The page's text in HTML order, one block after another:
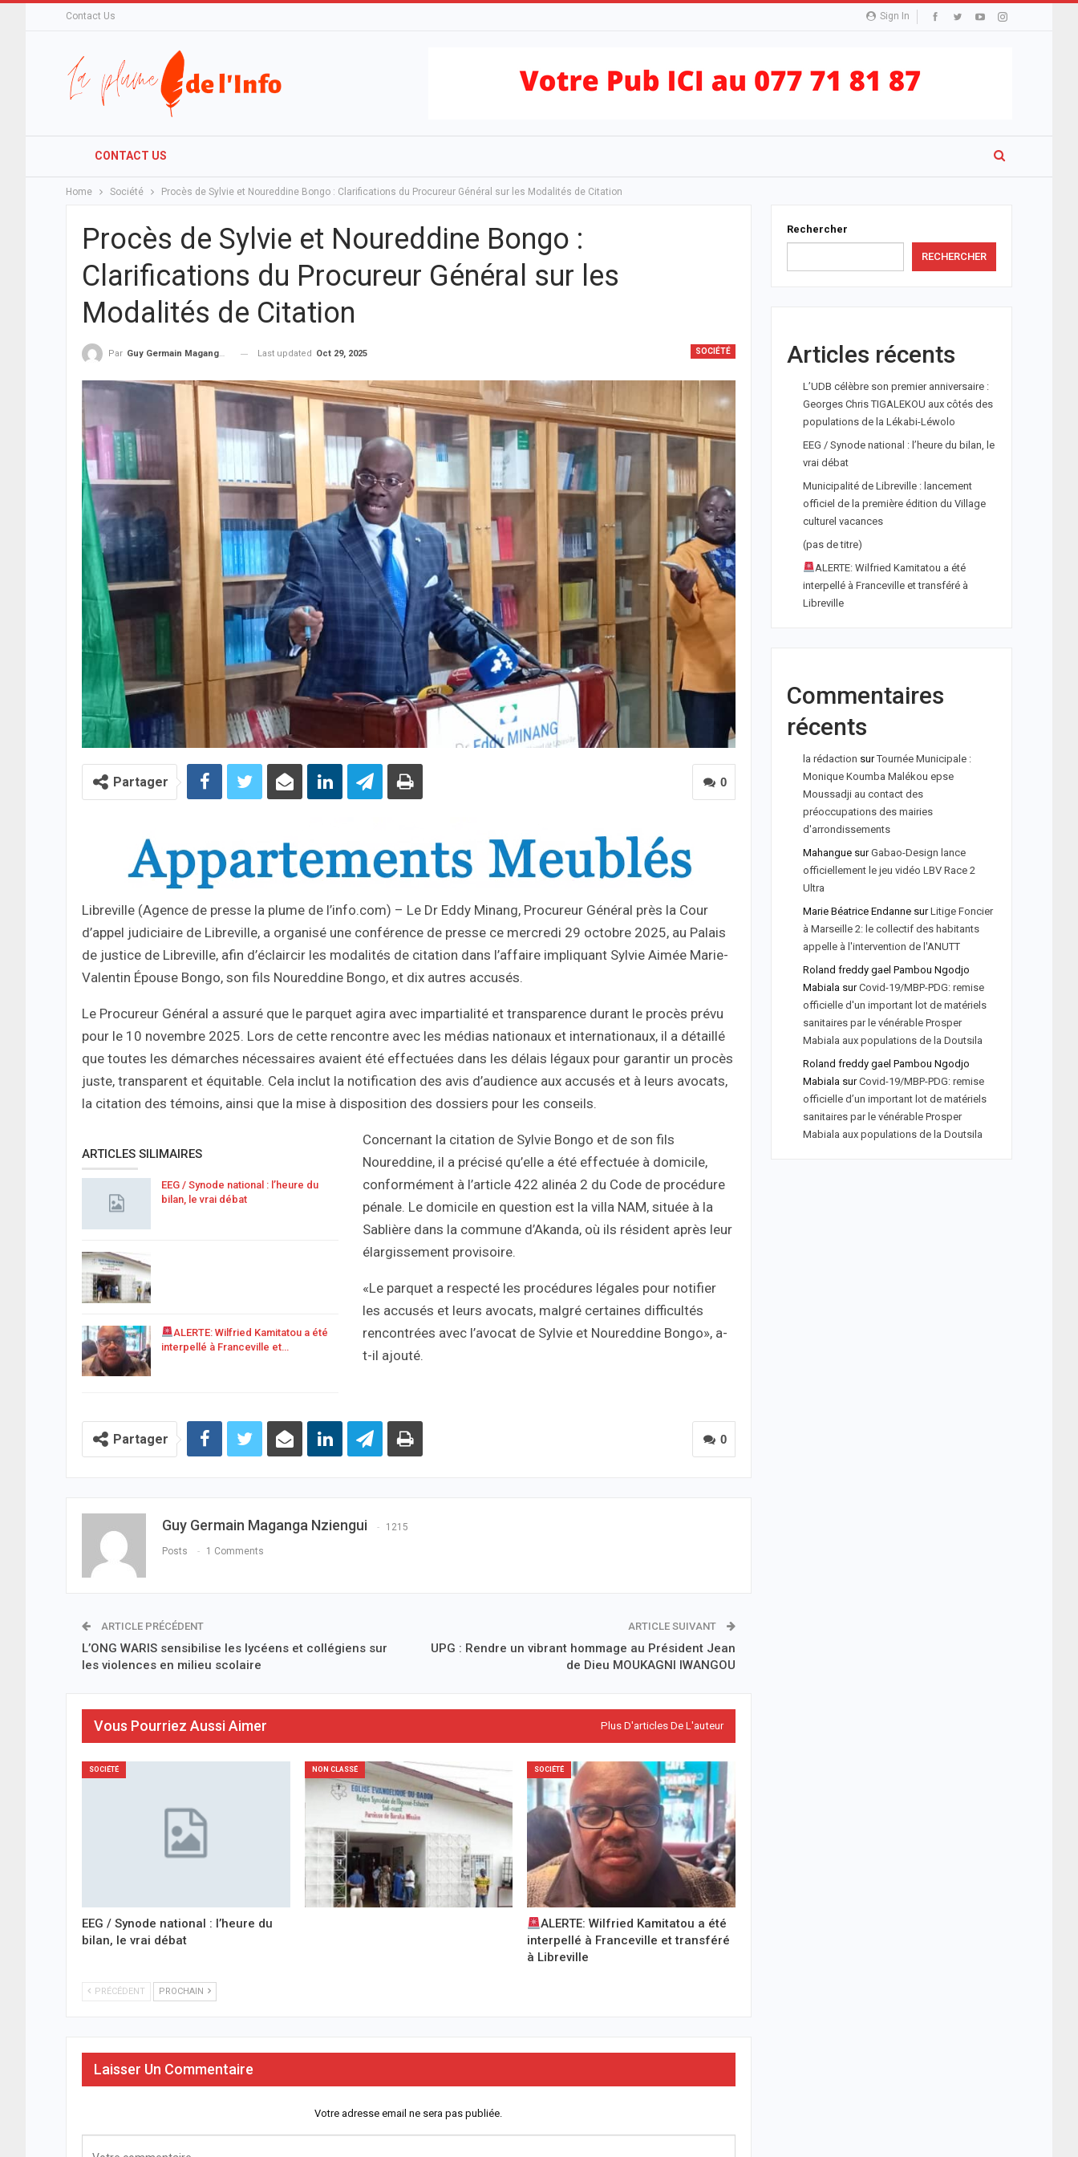
Sign In
Contact Us
CONTACT US
Home Société Procès de Sylvie et Noureddine Bongo : Clarifications du Procureur Général sur les Modalités de Citation
Procès de Sylvie et Noureddine Bongo :
Clarifications du Procureur Général sur les
Modalités de Citation
SOCIÉTÉ
Par Guy Germain Maganga Nziengui Last updated Oct 29, 2025
0
Partager
Libreville (Agence de presse la plume de l’info.com) – Le Dr Eddy Minang, Procureur Général près la Cour
d’appel judiciaire de Libreville, a organisé une conférence de presse ce mercredi 29 octobre 2025, au Palais
de justice de Libreville, afin d’éclaircir les modalités de citation dans l’affaire impliquant Sylvie Aimée Marie-
Valentin Épouse Bongo, son fils Noureddine Bongo, et dix autres accusés.
Le Procureur Général a assuré que le parquet agira avec impartialité et transparence durant le procès prévu
pour le 10 novembre 2025. Lors de cette rencontre avec les médias nationaux et internationaux, il a détaillé
que toutes les démarches nécessaires avaient été effectuées dans les délais légaux pour garantir un procès
juste, transparent et équitable. Cela inclut la notification des avis d’audience aux accusés et à leurs avocats,
la citation des témoins, ainsi que la mise à disposition des dossiers pour les conseils.
ARTICLES SILIMAIRES
EEG / Synode national : l’heure du
bilan, le vrai débat
ALERTE: Wilfried Kamitatou a été
interpellé à Franceville et…
Concernant la citation de Sylvie Bongo et de son fils
Noureddine, il a précisé qu’elle a été effectuée à domicile,
conformément à l’article 422 alinéa 2 du Code de procédure
pénale. Le domicile en question est la villa NAM, située à la
Sablière dans la commune d’Akanda, où ils résident après leur
élargissement provisoire.
«Le parquet a respecté les procédures légales pour notifier
les accusés et leurs avocats, malgré certaines difficultés
rencontrées avec l’avocat de Sylvie et Noureddine Bongo», a-
t-il ajouté.
0
Partager
Guy Germain Maganga Nziengui 1215
Posts 1 Comments
ARTICLE PRÉCÉDENT
L’ONG WARIS sensibilise les lycéens et collégiens sur
les violences en milieu scolaire
ARTICLE SUIVANT
UPG : Rendre un vibrant hommage au Président Jean
de Dieu MOUKAGNI IWANGOU
Vous Pourriez Aussi Aimer Plus D'articles De L'auteur
SOCIÉTÉ
EEG / Synode national : l’heure du
bilan, le vrai débat
NON CLASSÉ SOCIÉTÉ
ALERTE: Wilfried Kamitatou a été
interpellé à Franceville et transféré
à Libreville
PRÉCÉDENT PROCHAIN
Laisser Un Commentaire
Votre adresse email ne sera pas publiée.
Rechercher
RECHERCHER
Articles récents
L’UDB célèbre son premier anniversaire :
Georges Chris TIGALEKOU aux côtés des
populations de la Lékabi-Léwolo
EEG / Synode national : l’heure du bilan, le
vrai débat
Municipalité de Libreville : lancement
officiel de la première édition du Village
culturel vacances
(pas de titre)
ALERTE: Wilfried Kamitatou a été
interpellé à Franceville et transféré à
Libreville
Commentaires
récents
la rédaction surTournée Municipale :
Monique Koumba Malékou epse
Moussadji au contact des
préoccupations des mairies
d'arrondissements
MahanguesurGabao-Design lance
officiellement le jeu vidéo LBV Race 2
Ultra
Marie Béatrice EndannesurLitige Foncier
à Marseille 2: le collectif des habitants
appelle à l'intervention de l'ANUTT
Roland freddy gael Pambou Ngodjo
MabialasurCovid-19/MBP-PDG: remise
officielle d'un important lot de matériels
sanitaires par le vénérable Prosper
Mabiala aux populations de la Doutsila
Roland freddy gael Pambou Ngodjo
MabialasurCovid-19/MBP-PDG: remise
officielle d’un important lot de matériels
sanitaires par le vénérable Prosper
Mabiala aux populations de la Doutsila